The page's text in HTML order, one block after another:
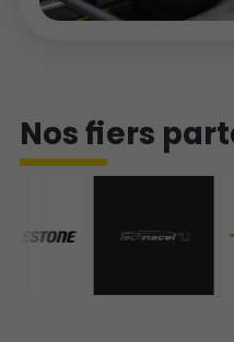
Nos fiers